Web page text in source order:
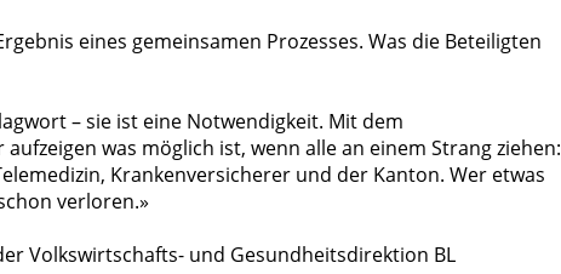
eines gemeinsamen Prozesses. Was die Beteiligten
– sie ist eine Notwendigkeit. Mit dem
was möglich ist, wenn alle an einem Strang ziehen:
Krankenversicherer und der Kanton. Wer etwas
verloren.»
Volkswirtschafts- und Gesundheitsdirektion BL